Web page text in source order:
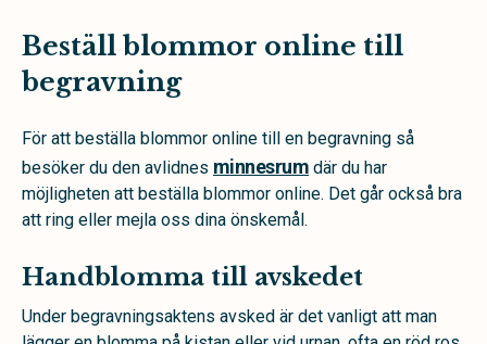
Beställ blommor online till
begravning
För att beställa blommor online till en begravning så
besöker du den avlidnes minnesrum där du har
möjligheten att beställa blommor online. Det går också bra
att ring eller mejla oss dina önskemål.
Handblomma till avskedet
Under begravningsaktens avsked är det vanligt att man